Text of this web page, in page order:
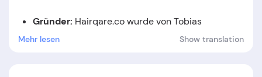
Gründer: Hairqare.cowurde von Tobias
Dietz gegründet.
Mehr lesen Show translation